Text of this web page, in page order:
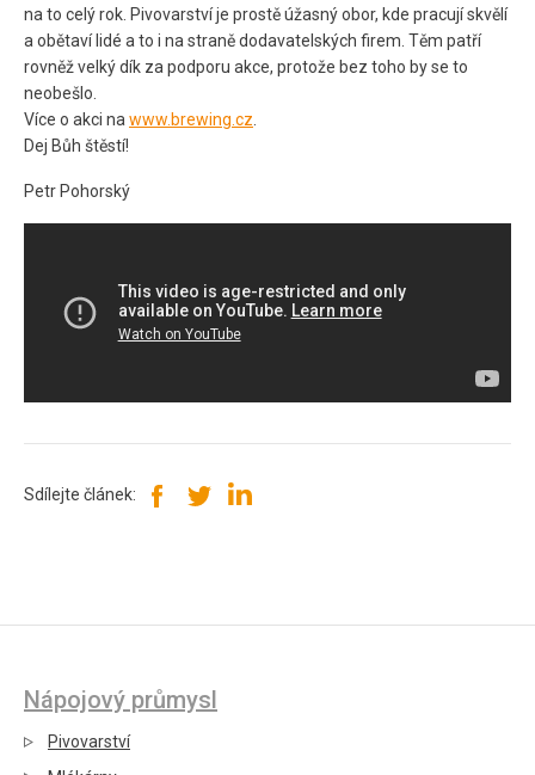
na to celý rok. Pivovarství je prostě úžasný obor, kde pracují skvělí
a obětaví lidé a to i na straně dodavatelských firem. Těm patří
rovněž velký dík za podporu akce, protože bez toho by se to
neobešlo.
Více o akci na www.brewing.cz
Dej Bůh štěstí!
Petr Pohorský
Sdílejte článek:
Nápojový průmysl
Pivovarství